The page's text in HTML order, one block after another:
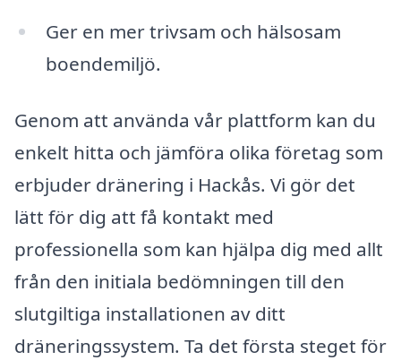
Ger en mer trivsam och hälsosam
boendemiljö.
Genom att använda vår plattform kan du
enkelt hitta och jämföra olika företag som
erbjuder dränering i Hackås. Vi gör det
lätt för dig att få kontakt med
professionella som kan hjälpa dig med allt
från den initiala bedömningen till den
slutgiltiga installationen av ditt
dräneringssystem. Ta det första steget för